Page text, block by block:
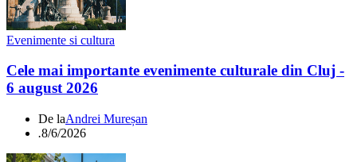
Evenimente si cultura
Cele mai importante evenimente culturale din Cluj -
6 august 2026
De laAndrei Mureșan
.8/6/2026